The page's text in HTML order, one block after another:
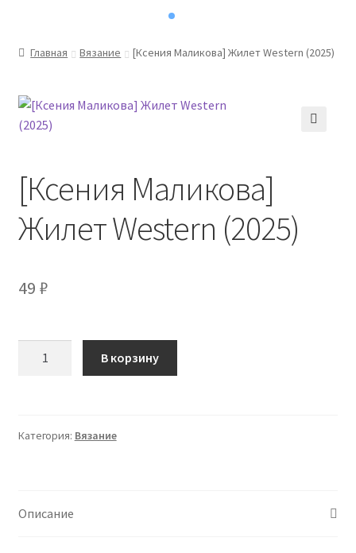
Главная Вязание [Ксения Маликова] Жилет Western (2025)
[Ксения Маликова]
Жилет Western (2025)
49 ₽
Жилет
В корзину
Категория: Вязание
Описание